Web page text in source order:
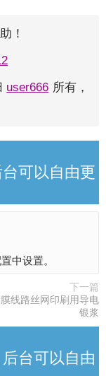
！
user666 所有，
可以自由更
中设置。
下一篇
线路丝网印刷用导电
银浆
台可以自由